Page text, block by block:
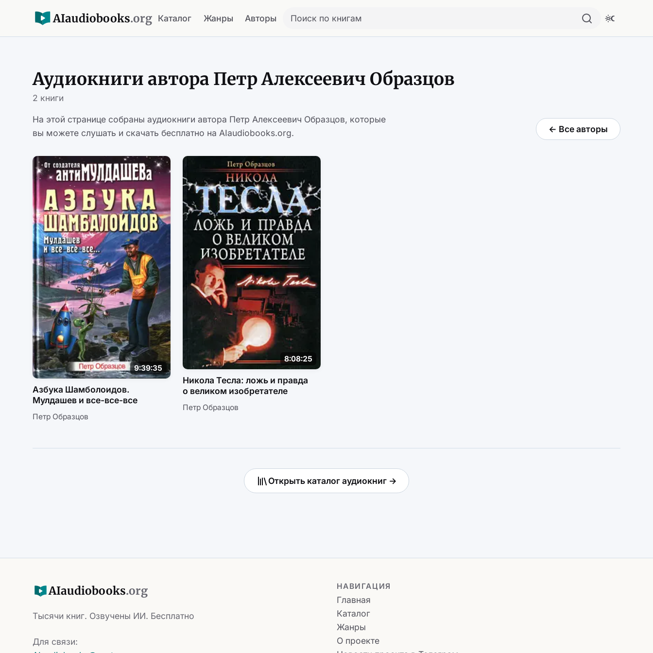
AIaudiobooks.org Каталог Жанры Авторы Поиск по книгам
Аудиокниги автора Петр Алексеевич Образцов
2 книги
На этой странице собраны аудиокниги автора Петр Алексеевич Образцов, которые
вы можете слушать и скачать бесплатно на AIaudiobooks.org.
← Все авторы
9:39:35
Азбука Шамболоидов.
Мулдашев и все-все-все
Петр Образцов
8:08:25
Никола Тесла: ложь и правда
о великом изобретателе
Петр Образцов
Открыть каталог аудиокниг →
AIaudiobooks.org
Тысячи книг. Озвучены ИИ. Бесплатно
Для связи:
НАВИГАЦИЯ
Главная
Каталог
Жанры
О проекте